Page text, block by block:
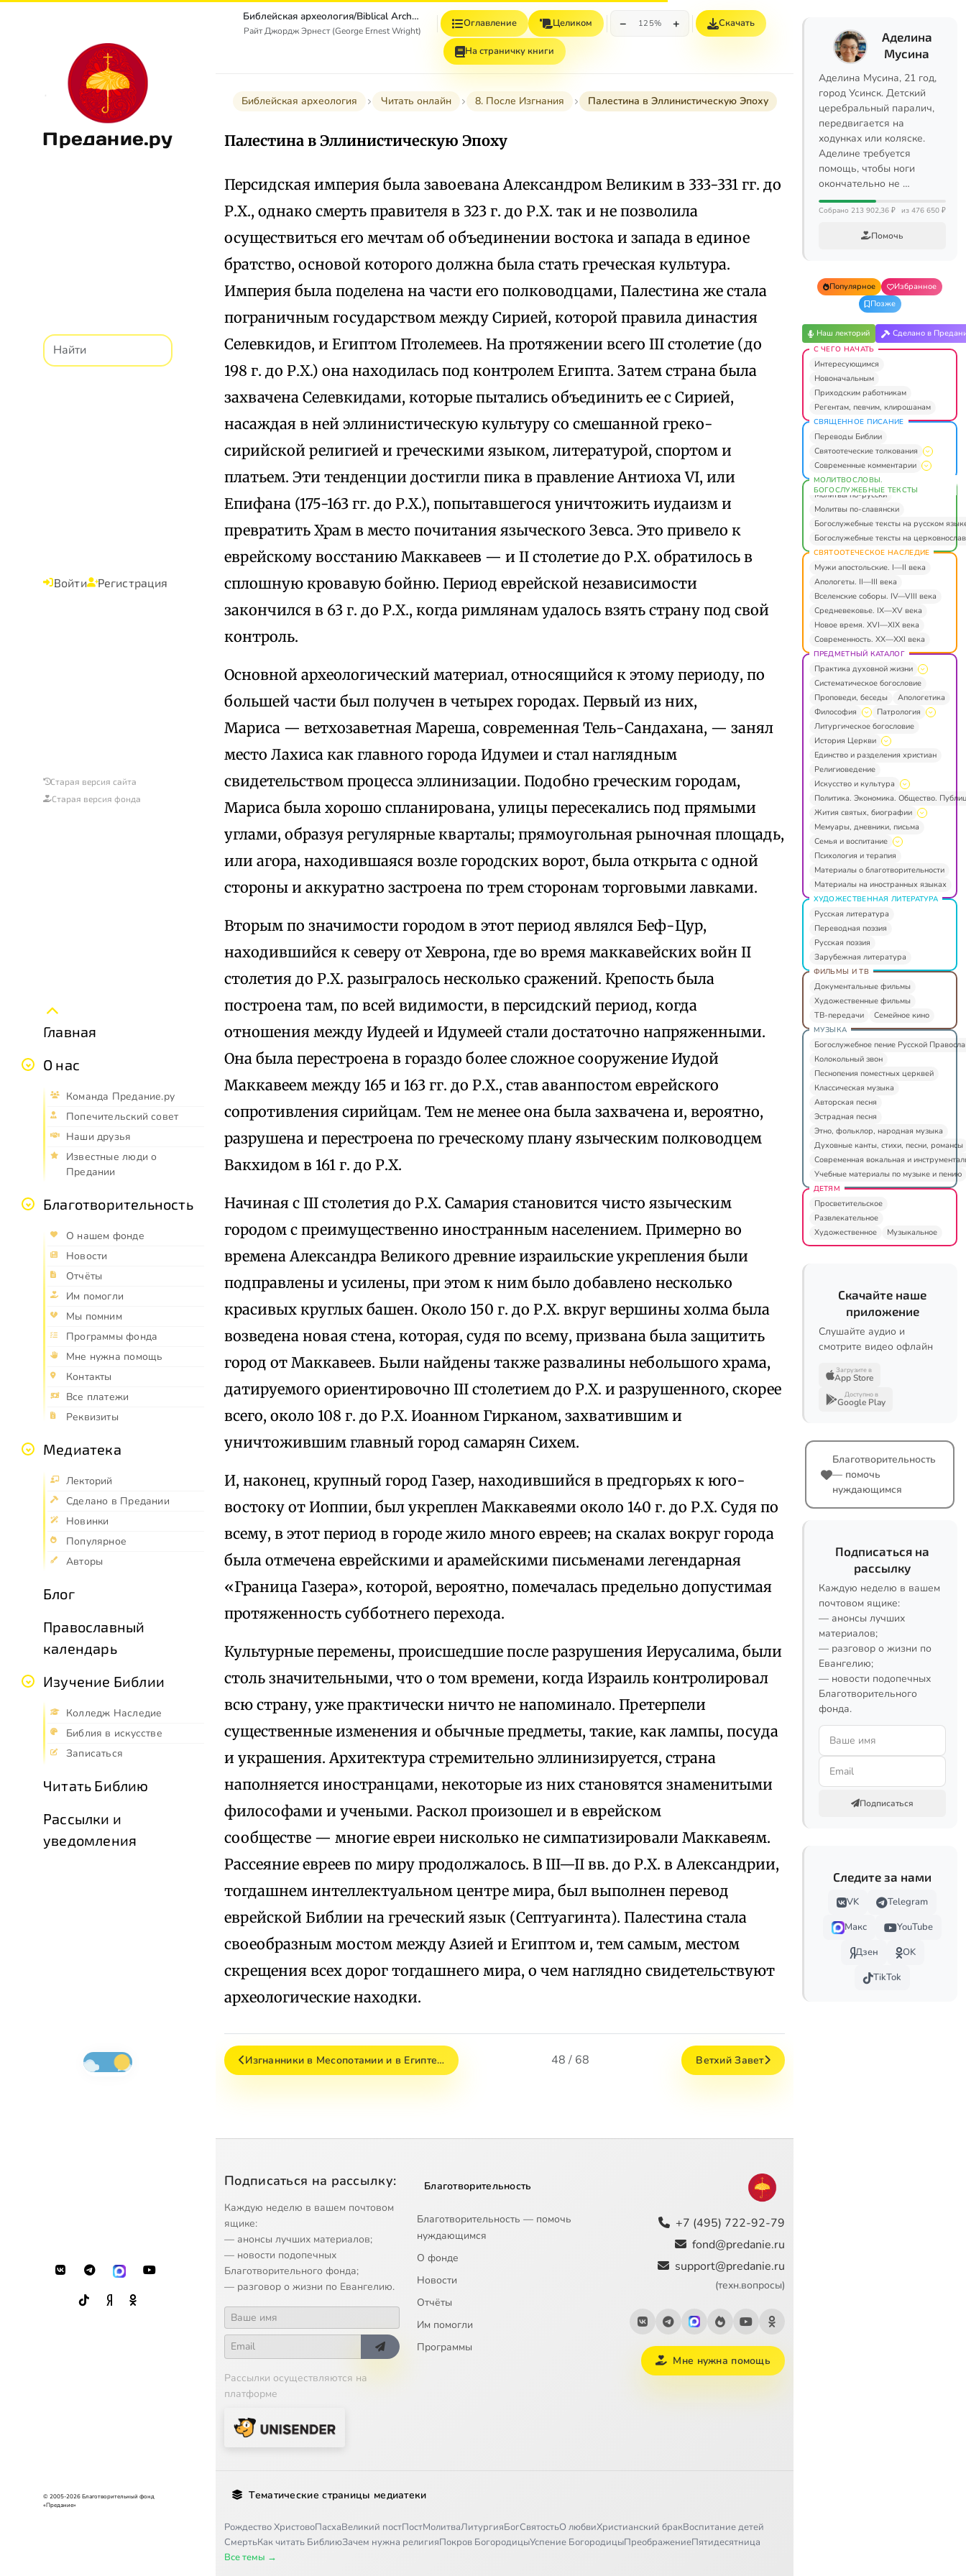
Предание.ру
Войти Регистрация
Старая версия сайта
Старая версия фонда
Главная
О нас
Команда Предание.ру
Попечительский совет
Наши друзья
Известные люди о
Предании
Благотворительность
О нашем фонде
Новости
Отчёты
Им помогли
Мы помним
Программы фонда
Мне нужна помощь
Контакты
Все платежи
Реквизиты
Медиатека
Лекторий
Сделано в Предании
Новинки
Популярное
Авторы
Блог
Православный
календарь
Изучение Библии
Колледж Наследие
Библия в искусстве
Записаться
Читать Библию
Рассылки и
уведомления
© 2005-2026 Благотворительный фонд
«Предание»
Библейская археология/Biblical Archaeology
Райт Джордж Эрнест (George Ernest Wright)
Оглавление Целиком − 125% + Скачать
На страничку книги
Библейская археология Читать онлайн 8. После Изгнания Палестина в Эллинистическую Эпоху
Палестина в Эллинистическую Эпоху
Персидская империя была завоевана Александром Великим в 333-331 гг. до
Р.Х., однако смерть правителя в 323 г. до Р.Х. так и не позволила
осуществиться его мечтам об объединении востока и запада в единое
братство, основой которого должна была стать греческая культура.
Империя была поделена на части его полководцами, Палестина же стала
пограничным государством между Сирией, которой правила династия
Селевкидов, и Египтом Птолемеев. На протяжении всего III столетие (до
198 г. до Р.Х.) она находилась под контролем Египта. Затем страна была
захвачена Селевкидами, которые пытались объединить ее с Сирией,
насаждая в ней эллинистическую культуру со смешанной греко-
сирийской религией и греческими языком, литературой, спортом и
платьем. Эти тенденции достигли пика в правление Антиоха VI, или
Епифана (175-163 гг. до Р.Х.), попытавшегося уничтожить иудаизм и
превратить Храм в место почитания языческого Зевса. Это привело к
еврейскому восстанию Маккавеев — и II столетие до Р.Х. обратилось в
сплошную кровавую бойню. Период еврейской независимости
закончился в 63 г. до Р.Х., когда римлянам удалось взять страну под свой
контроль.
Основной археологический материал, относящийся к этому периоду, по
большей части был получен в четырех городах. Первый из них,
Мариса — ветхозаветная Мареша, современная Тель-Сандахана, — занял
место Лахиса как главного города Идумеи и стал наглядным
свидетельством процесса эллинизации. Подобно греческим городам,
Мариса была хорошо спланирована, улицы пересекались под прямыми
углами, образуя регулярные кварталы; прямоугольная рыночная площадь,
или агора, находившаяся возле городских ворот, была открыта с одной
стороны и аккуратно застроена по трем сторонам торговыми лавками.
Вторым по значимости городом в этот период являлся Беф-Цур,
находившийся к северу от Хеврона, где во время маккавейских войн II
столетия до Р.Х. разыгралось несколько сражений. Крепость была
построена там, по всей видимости, в персидский период, когда
отношения между Иудеей и Идумеей стали достаточно напряженными.
Она была перестроена в гораздо более сложное сооружение Иудой
Маккавеем между 165 и 163 гг. до Р.Х., став аванпостом еврейского
сопротивления сирийцам. Тем не менее она была захвачена и, вероятно,
разрушена и перестроена по греческому плану языческим полководцем
Вакхидом в 161 г. до Р.Х.
Начиная с III столетия до Р.Х. Самария становится чисто языческим
городом с преимущественно иностранным населением. Примерно во
времена Александра Великого древние израильские укрепления были
подправлены и усилены, при этом к ним было добавлено несколько
красивых круглых башен. Около 150 г. до Р.Х. вкруг вершины холма была
возведена новая стена, которая, судя по всему, призвана была защитить
город от Маккавеев. Были найдены также развалины небольшого храма,
датируемого ориентировочно III столетием до Р.Х. и разрушенного, скорее
всего, около 108 г. до Р.Х. Иоанном Гирканом, захватившим и
уничтожившим главный город самарян Сихем.
И, наконец, крупный город Газер, находившийся в предгорьях к юго-
востоку от Иоппии, был укреплен Маккавеями около 140 г. до Р.Х. Судя по
всему, в этот период в городе жило много евреев; на скалах вокруг города
была отмечена еврейскими и арамейскими письменами легендарная
«Граница Газера», которой, вероятно, помечалась предельно допустимая
протяженность субботнего перехода.
Культурные перемены, происшедшие после разрушения Иерусалима, были
столь значительными, что о том времени, когда Израиль контролировал
всю страну, уже практически ничто не напоминало. Претерпели
существенные изменения и обычные предметы, такие, как лампы, посуда
и украшения. Архитектура стремительно эллинизируется, страна
наполняется иностранцами, некоторые из них становятся знаменитыми
философами и учеными. Раскол произошел и в еврейском
сообществе — многие евреи нисколько не симпатизировали Маккавеям.
Рассеяние евреев по миру продолжалось. В III—II вв. до Р.Х. в Александрии,
тогдашнем интеллектуальном центре мира, был выполнен перевод
еврейской Библии на греческий язык (Септуагинта). Палестина стала
своеобразным мостом между Азией и Египтом и, тем самым, местом
скрещения всех дорог тогдашнего мира, о чем наглядно свидетельствуют
археологические находки.
Изгнанники в Месопотамии и в Египте… 48 / 68 Ветхий Завет
Подписаться на рассылку:
Каждую неделю в вашем почтовом
ящике:
— анонсы лучших материалов;
— новости подопечных
Благотворительного фонда;
— разговор о жизни по Евангелию.
Рассылки осуществляются на
платформе
Благотворительность
Благотворительность — помочь
нуждающимся
О фонде
Новости
Отчёты
Им помогли
Программы
+7 (495) 722-92-79
fond@predanie.ru
support@predanie.ru
(техн.вопросы)
Мне нужна помощь
Тематические страницы медиатеки
Рождество ХристовоПасхаВеликий постПостМолитваЛитургияБогСвятостьО любвиХристианский бракВоспитание детей
СмертьКак читать БиблиюЗачем нужна религияПокров БогородицыУспение БогородицыПреображениеПятидесятница
Все темы →
Аделина
Мусина
Аделина Мусина, 21 год,
город Усинск. Детский
церебральный паралич,
передвигается на
ходунках или коляске.
Аделине требуется
помощь, чтобы ноги
окончательно не …
Собрано 213 902,36 ₽ из 476 650 ₽
Помочь
Популярное
Избранное
Позже
Наш лекторий Сделано в
С ЧЕГО НАЧАТЬ
Интересующимся
Новоначальным
Приходским работникам
Регентам, певчим, клирошанам
СВЯЩЕННОЕ ПИСАНИЕ
Переводы Библии
Святоотеческие толкования
Современные комментарии
МОЛИТВОСЛОВЫ.
БОГОСЛУЖЕБНЫЕ ТЕКСТЫ
Молитвы по-русски
Молитвы по-славянски
Богослужебные тексты на русском
Богослужебные тексты на
СВЯТООТЕЧЕСКОЕ НАСЛЕДИЕ
Мужи апостольские. I—II века
Апологеты. II—III века
Вселенские соборы. IV—VIII века
Средневековье. IX—XV века
Новое время. XVI—XIX века
Современность. XX—XXI века
ПРЕДМЕТНЫЙ КАТАЛОГ
Практика духовной жизни
Систематическое богословие
Проповеди, беседы
Апологетика
Философия
Патрология
Литургическое богословие
История Церкви
Единство и разделения христиан
Религиоведение
Искусство и культура
Политика. Экономика. Общество.
Жития святых, биографии
Мемуары, дневники, письма
Семья и воспитание
Психология и терапия
Материалы о благотворительности
Материалы на иностранных языках
ХУДОЖЕСТВЕННАЯ ЛИТЕРАТУРА
Русская литература
Переводная поэзия
Русская поэзия
Зарубежная литература
ФИЛЬМЫ И ТВ
Документальные фильмы
Художественные фильмы
ТВ-передачи
Семейное кино
МУЗЫКА
Богослужебное пение Русской
Колокольный звон
Песнопения поместных церквей
Классическая музыка
Авторская песня
Эстрадная песня
Этно, фольклор, народная музыка
Духовные канты, стихи, песни, романсы
Современная вокальная и
Учебные материалы по музыке и пению
ДЕТЯМ
Просветительское
Развлекательное
Художественное
Музыкальное
Скачайте наше
приложение
Слушайте аудио и
смотрите видео офлайн
Загрузите в
App Store
Доступно в
Google Play
Благотворительность
— помочь
нуждающимся
Подписаться на
рассылку
Каждую неделю в вашем
почтовом ящике:
— анонсы лучших
материалов;
— разговор о жизни по
Евангелию;
— новости подопечных
Благотворительного
фонда.
Подписаться
Следите за нами
VK
Telegram
Макс
YouTube
Дзен
OK
TikTok